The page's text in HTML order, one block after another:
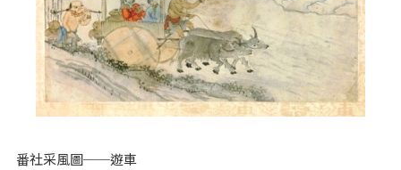
番社采風圖──遊車